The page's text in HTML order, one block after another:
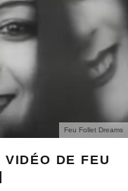
Feu Follet Dreams
DE FEU